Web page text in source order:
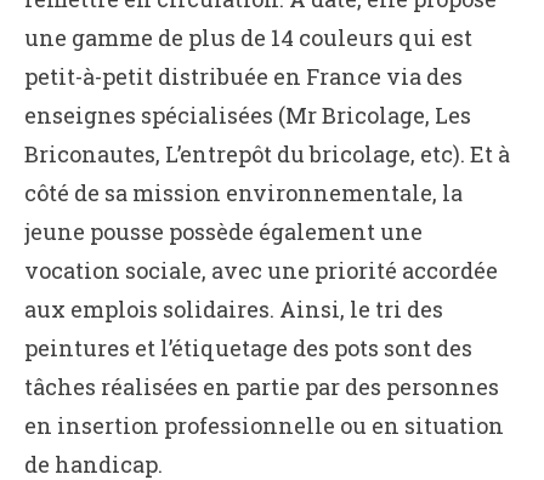
une gamme de plus de 14 couleurs qui est
petit-à-petit distribuée en France via des
enseignes spécialisées (Mr Bricolage, Les
Briconautes, L’entrepôt du bricolage, etc). Et à
côté de sa mission environnementale, la
jeune pousse possède également une
vocation sociale, avec une priorité accordée
aux emplois solidaires. Ainsi, le tri des
peintures et l’étiquetage des pots sont des
tâches réalisées en partie par des personnes
en insertion professionnelle ou en situation
de handicap.